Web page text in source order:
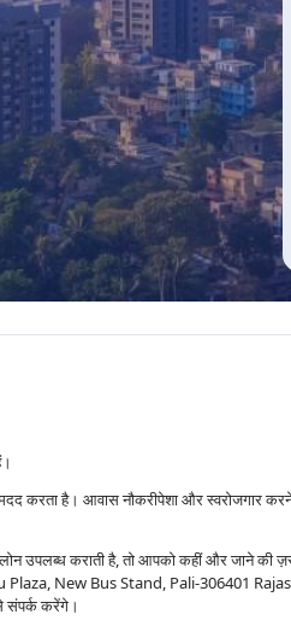
करता है। आवास नौकरीपेशा और स्वरोजगार
उपलब्ध कराती है, तो आपको कहीं और जाने की
Plaza, New Bus Stand, Pali-306401
संपर्क करेंगे।